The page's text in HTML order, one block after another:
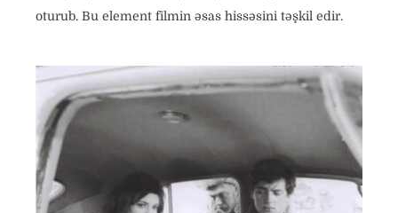
oturub. Bu element filmin əsas hissəsini təşkil edir.